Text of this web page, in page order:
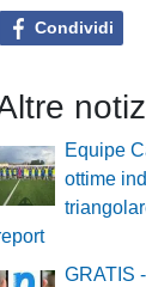
Condividi
Equipe
ottime
GRATIS